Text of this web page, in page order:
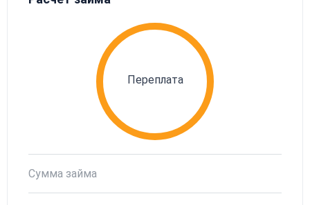
Сумма займа
Переплата